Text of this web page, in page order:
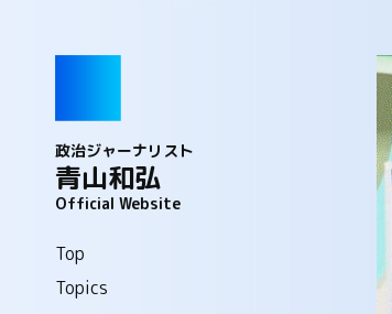
政治ジャーナリスト
青山和弘
Official Website
Top
Topics